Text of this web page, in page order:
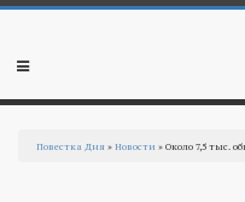
Перейти к основному содержанию
Мобильное
Повестка Дня »Новости » Около 7,5 тыс.